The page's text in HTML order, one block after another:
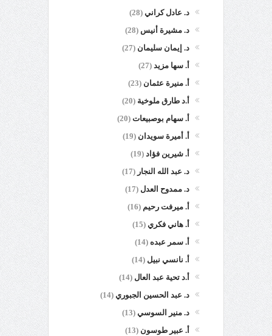
د. عادل كراني (28)
د. مشيرة أنيس (28)
د. إيمان سليمان (27)
أ. سها مزيد (27)
أ. منيرة عثمان (23)
أ.د طارق ملوخية (20)
أ. سهام بوصبيعات (20)
أ. أميرة سويدان (19)
أ. شيرين فؤاد (19)
د. عبد الله النجار (17)
د. ممدوح العدل (17)
أ. ميرفت رحيم (16)
أ. هاني فكري (15)
أ. سمر عبده (14)
أ. نانسي نبيل (14)
أ.د تحية عبد العال (14)
د. عبد الحسين الجبوري (14)
د. منير السوسي (13)
أ. عبير طوسون (13)